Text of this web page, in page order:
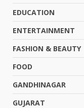
EDUCATION
ENTERTAINMENT
FASHION & BEAUTY
FOOD
GANDHINAGAR
GUJARAT